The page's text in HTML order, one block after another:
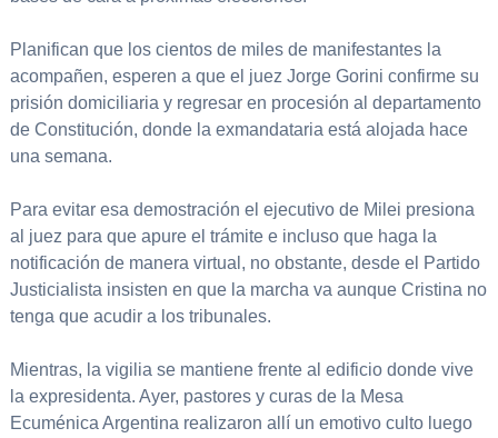
Planifican que los cientos de miles de manifestantes la
acompañen, esperen a que el juez Jorge Gorini confirme su
prisión domiciliaria y regresar en procesión al departamento
de Constitución, donde la exmandataria está alojada hace
una semana.
Para evitar esa demostración el ejecutivo de Milei presiona
al juez para que apure el trámite e incluso que haga la
notificación de manera virtual, no obstante, desde el Partido
Justicialista insisten en que la marcha va aunque Cristina no
tenga que acudir a los tribunales.
Mientras, la vigilia se mantiene frente al edificio donde vive
la expresidenta. Ayer, pastores y curas de la Mesa
Ecuménica Argentina realizaron allí un emotivo culto luego